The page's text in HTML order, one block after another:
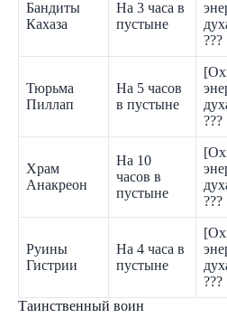
Бандиты
Кахаза
На 3 часа в
пустыне
???
Тюрьма
Пиллап
На 5 часов
в пустыне
???
Храм
Анакреон
На 10
часов в
пустыне
???
Руины
Гистрии
На 4 часа в
пустыне
???
Таинственный воин